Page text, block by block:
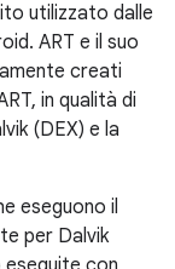
utilizzato dalle
ART e il suo
creati
in qualità di
(DEX) e la
eseguono il
per Dalvik